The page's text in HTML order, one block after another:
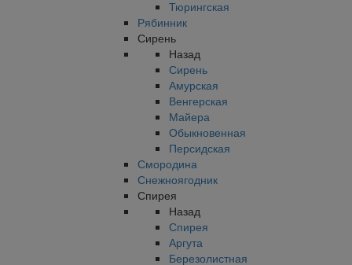
Тюрингская
Рябинник
Сирень
Назад
Сирень
Амурская
Венгерская
Майера
Обыкновенная
Персидская
Смородина
Снежноягодник
Спирея
Назад
Спирея
Аргута
Березолистная